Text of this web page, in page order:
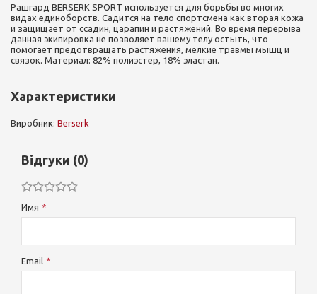
Рашгард BERSERK SPORT используется для борьбы во многих
видах единоборств. Садится на тело спортсмена как вторая кожа
и защищает от ссадин, царапин и растяжений. Во время перерыва
данная экипировка не позволяет вашему телу остыть, что
помогает предотвращать растяжения, мелкие травмы мышц и
связок. Материал: 82% полиэстер, 18% эластан.
Характеристики
Виробник: Berserk
Відгуки (0)
Имя
Email